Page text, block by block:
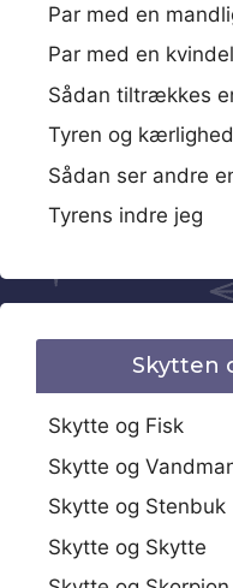
Par med en
Par med en
Sådan tiltrækkes
Tyren og
Sådan ser andre
Tyrens indre jeg
Skytten
Skytte og Fisk
Skytte og
Skytte og Stenbuk
Skytte og Skytte